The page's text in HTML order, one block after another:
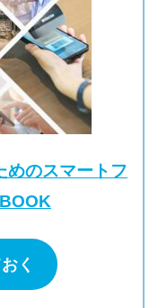
めのスマートフ
く